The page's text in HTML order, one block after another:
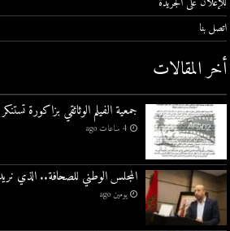
اتصل بنا
أخر المقالات
جمعية الفيلم الوثائقي بزاكورة
4 ساعات ago
المجلس الوطني للصحافة.. الذي
يومين ago